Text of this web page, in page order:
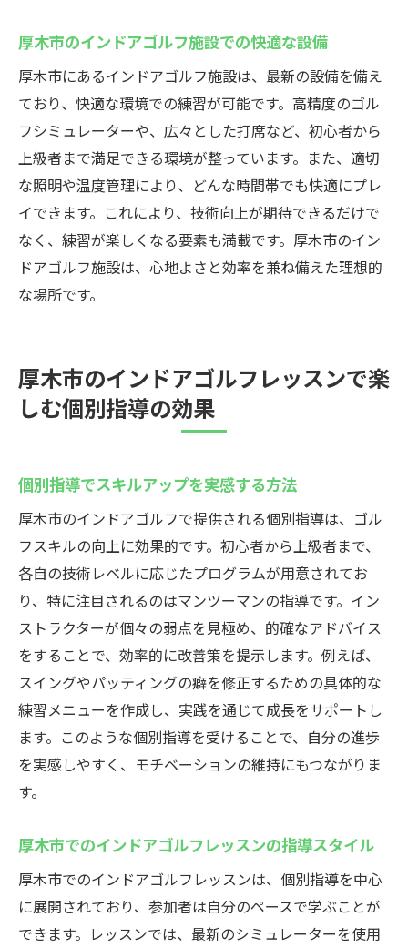
厚木市のインドアゴルフ施設での快適な設備
厚木市にあるインドアゴルフ施設は、最新の設備を備え
ており、快適な環境での練習が可能です。高精度のゴル
フシミュレーターや、広々とした打席など、初心者から
上級者まで満足できる環境が整っています。また、適切
な照明や温度管理により、どんな時間帯でも快適にプレ
イできます。これにより、技術向上が期待できるだけで
なく、練習が楽しくなる要素も満載です。厚木市のイン
ドアゴルフ施設は、心地よさと効率を兼ね備えた理想的
な場所です。
厚木市のインドアゴルフレッスンで楽
しむ個別指導の効果
個別指導でスキルアップを実感する方法
厚木市のインドアゴルフで提供される個別指導は、ゴル
フスキルの向上に効果的です。初心者から上級者まで、
各自の技術レベルに応じたプログラムが用意されてお
り、特に注目されるのはマンツーマンの指導です。イン
ストラクターが個々の弱点を見極め、的確なアドバイス
をすることで、効率的に改善策を提示します。例えば、
スイングやパッティングの癖を修正するための具体的な
練習メニューを作成し、実践を通じて成長をサポートし
ます。このような個別指導を受けることで、自分の進歩
を実感しやすく、モチベーションの維持にもつながりま
す。
厚木市でのインドアゴルフレッスンの指導スタイル
厚木市でのインドアゴルフレッスンは、個別指導を中心
に展開されており、参加者は自分のペースで学ぶことが
できます。レッスンでは、最新のシミュレーターを使用